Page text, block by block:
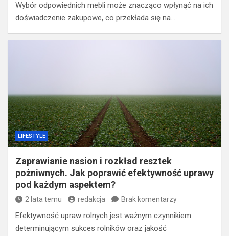
Wybór odpowiednich mebli może znacząco wpłynąć na ich
doświadczenie zakupowe, co przekłada się na…
LIFESTYLE
Zaprawianie nasion i rozkład resztek
pożniwnych. Jak poprawić efektywność uprawy
pod każdym aspektem?
2 lata temu redakcja Brak komentarzy
Efektywność upraw rolnych jest ważnym czynnikiem
determinującym sukces rolników oraz jakość